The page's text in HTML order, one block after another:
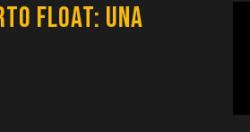
Float: Una